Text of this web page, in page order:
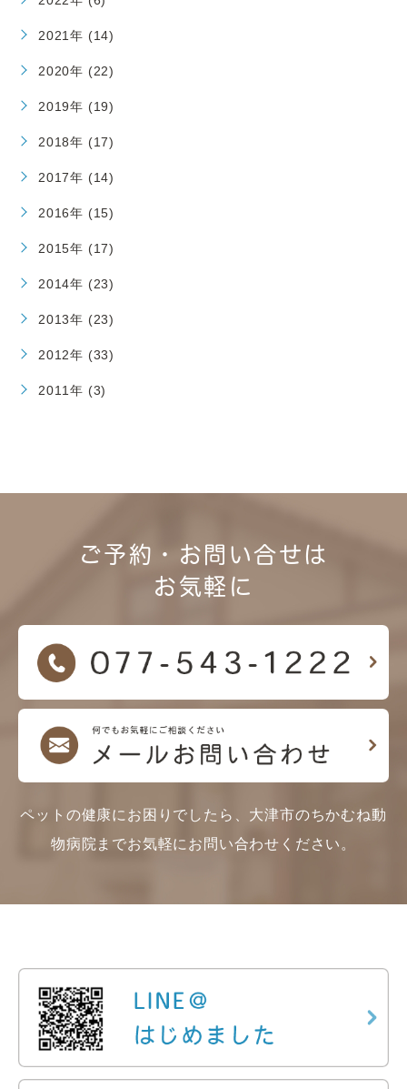
2021年 (14)
2020年 (22)
2019年 (19)
2018年 (17)
2017年 (14)
2016年 (15)
2015年 (17)
2014年 (23)
2013年 (23)
2012年 (33)
2011年 (3)
ご予約・お問い合せは
お気軽に
ペットの健康にお困りでしたら、大津市のちかむね動
物病院までお気軽にお問い合わせください。